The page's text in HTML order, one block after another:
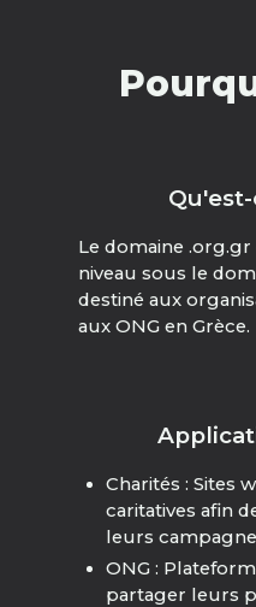
Le domaine
niveau sous le
destiné aux
aux ONG en Grèce.
Charités : Sites
caritatives afin
leurs
ONG :
partager leurs